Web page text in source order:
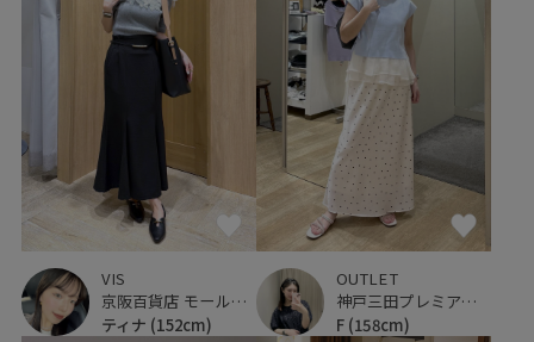
VIS
京阪百貨店 モール京橋店
ティナ (152cm)
OUTLET
神戸三田プレミアム・アウトレット
F (158cm)